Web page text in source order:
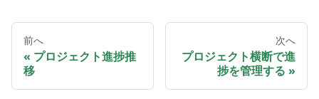
前へ
プロジェクト進捗推
移
次へ
プロジェクト横断で進
捗を管理する